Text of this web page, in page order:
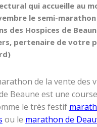
qui accueille au
le semi-
des Hospices de
, pertenaire de votre
de la vente des
Beaune est une
le très festif
ou le marathon de